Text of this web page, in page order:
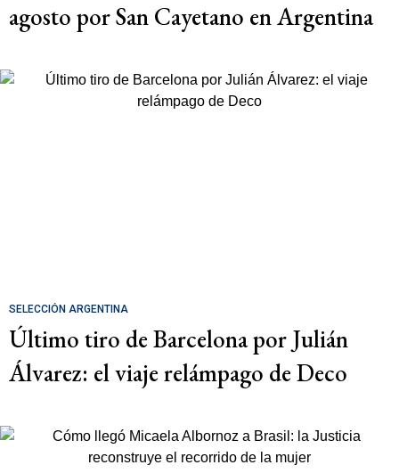
agosto por San Cayetano en Argentina
SELECCIÓN ARGENTINA
Último tiro de Barcelona por Julián
Álvarez: el viaje relámpago de Deco